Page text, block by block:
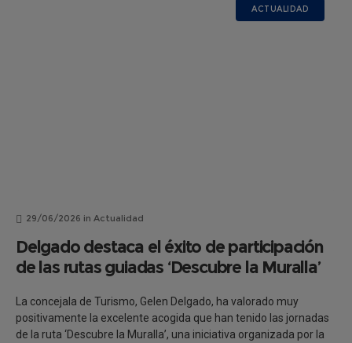
ACTUALIDAD
29/06/2026 in Actualidad
Delgado destaca el éxito de participación
de las rutas guiadas ‘Descubre la Muralla’
La concejala de Turismo, Gelen Delgado, ha valorado muy
positivamente la excelente acogida que han tenido las jornadas
de la ruta ‘Descubre la Muralla’, una iniciativa organizada por la